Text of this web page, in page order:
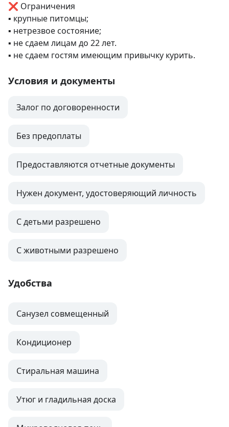
❌ Ограничения
▪️ крупные питомцы;
▪️ нетрезвое состояние;
▪️ не сдаем лицам до 22 лет.
▪️ не сдаем гостям имеющим привычку курить.
Условия и документы
Залог по договоренности
Без предоплаты
Предоставляются отчетные документы
Нужен документ, удостоверяющий личность
С детьми разрешено
С животными разрешено
Удобства
Санузел совмещенный
Кондиционер
Стиральная машина
Утюг и гладильная доска